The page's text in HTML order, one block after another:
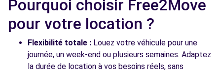
Pourquoi choisir Free2Move
pour votre location ?
Flexibilité totale : Louez votre véhicule pour une
journée, un week-end ou plusieurs semaines. Adaptez
la durée de location à vos besoins réels, sans